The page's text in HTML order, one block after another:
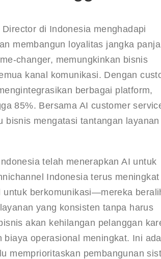
di Indonesia menghadapi
membangun loyalitas jangka
changer, memungkinkan bisnis
kanal komunikasi. Dengan
berbagai platform,
85%. Bersama AI customer
bisnis mengatasi tantangan
telah menerapkan AI untuk
Indonesia terus
untuk berkomunikasi—mereka
yang konsisten tanpa harus
akan kehilangan pelanggan
biaya operasional meningkat. Ini
memprioritaskan pembangunan